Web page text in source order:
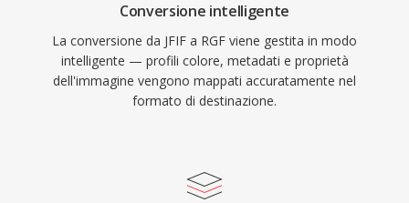
Conversione intelligente
La conversione da JFIF a RGF viene gestita in modo
intelligente — profili colore, metadati e proprietà
dell'immagine vengono mappati accuratamente nel
formato di destinazione.